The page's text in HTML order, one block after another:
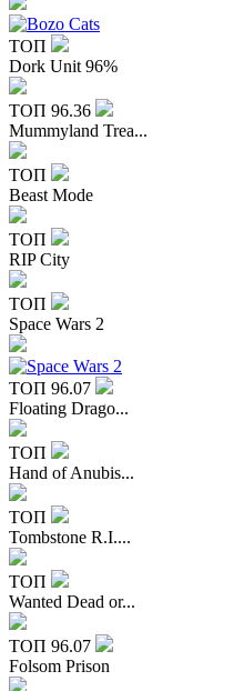
ТОП
Dork Unit 96%
ТОП 96.36
Mummyland Trea...
ТОП
Beast Mode
ТОП
RIP City
ТОП
Space Wars 2
ТОП 96.07
Floating Drago...
ТОП
Hand of Anubis...
ТОП
Tombstone R.I....
ТОП
Wanted Dead or...
ТОП 96.07
Folsom Prison